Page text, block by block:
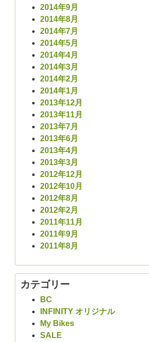
2014年9月
2014年8月
2014年7月
2014年5月
2014年4月
2014年3月
2014年2月
2014年1月
2013年12月
2013年11月
2013年7月
2013年6月
2013年4月
2013年3月
2012年12月
2012年10月
2012年8月
2012年2月
2011年11月
2011年9月
2011年8月
カテゴリー
BC
INFINITY オリジナル
My Bikes
SALE